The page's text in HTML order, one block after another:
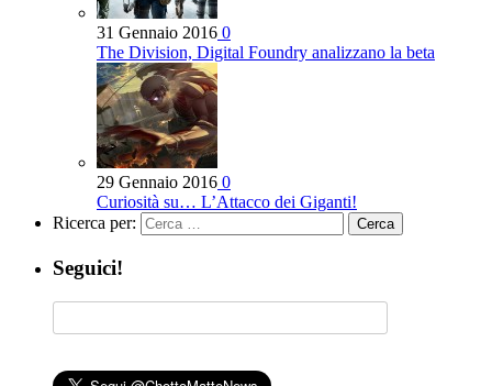
31 Gennaio 2016 0
The Division, Digital Foundry analizzano la beta
29 Gennaio 2016 0
Curiosità su… L’Attacco dei Giganti!
Ricerca per:
Seguici!